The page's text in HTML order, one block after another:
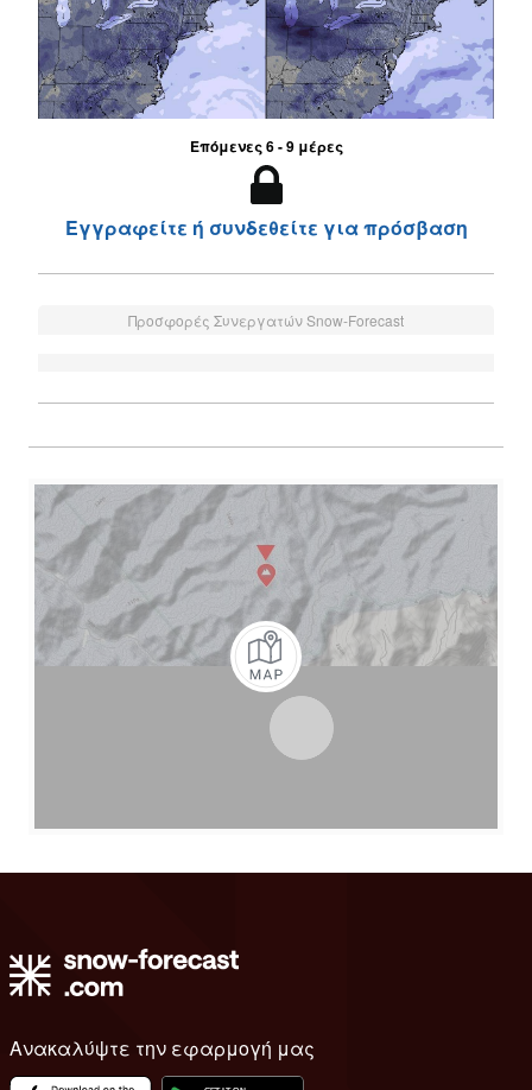
Επόμενες 6 - 9 μέρες
Εγγραφείτε ή συνδεθείτε για πρόσβαση
Προσφορές Συνεργατών Snow-Forecast
Ανακαλύψτε την εφαρμογή μας